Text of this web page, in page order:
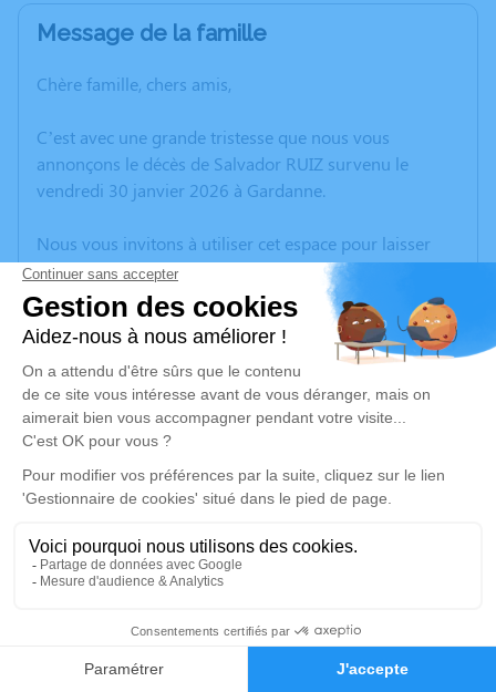
Faire-part Hommages
Message de la famille
Chère famille, chers amis,
C’est avec une grande tristesse que nous vous
annonçons le décès de Salvador RUIZ survenu le
vendredi 30 janvier 2026 à Gardanne.
Nous vous invitons à utiliser cet espace pour laisser
vos condoléances, partager des photos souvenirs, une
anecdote ou exprimer vos pensées à travers des
poèmes ou des textes. Cet endroit est un lieu
d'expression dédié à honorer la mémoire de Salvador
RUIZ.
Un service de plantation d’arbre hommage est
disponible ici.
Je rends hommage
Inhumation
Cimetière de Gréasque
Chemin du Cimetière